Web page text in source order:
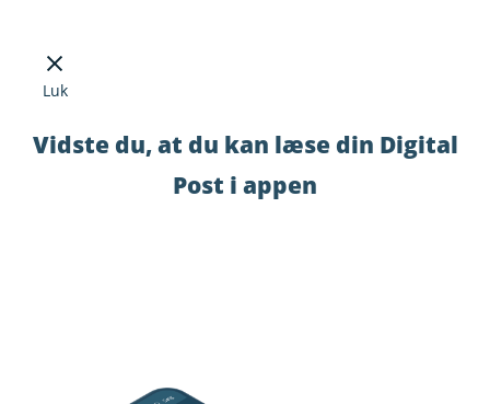
Luk
Vidste du, at du kan læse din Digital
Post i appen